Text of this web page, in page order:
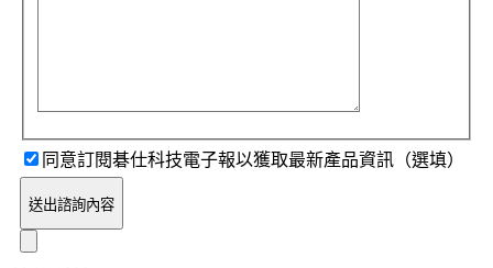
同意訂閱碁仕科技電子報以獲取最新產品資訊（選填）
送出諮詢內容